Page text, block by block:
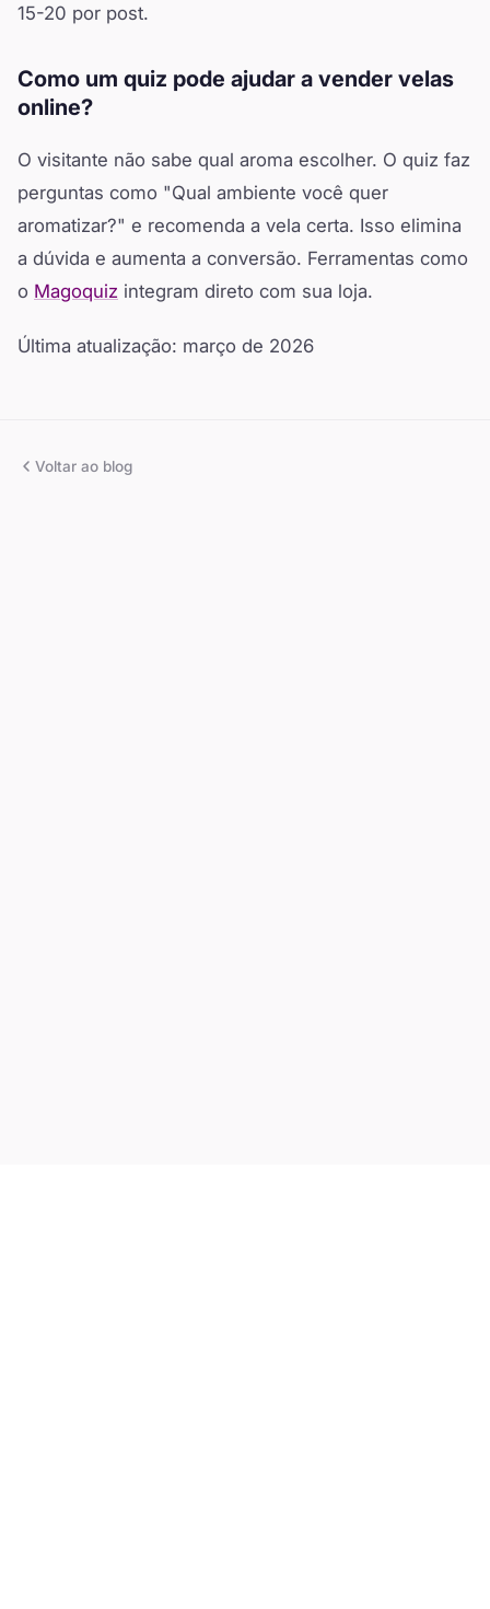
15-20 por post.
Como um quiz pode ajudar a vender velas
online?
O visitante não sabe qual aroma escolher. O quiz faz
perguntas como "Qual ambiente você quer
aromatizar?" e recomenda a vela certa. Isso elimina
a dúvida e aumenta a conversão. Ferramentas como
o Magoquiz integram direto com sua loja.
Última atualização: março de 2026
Voltar ao blog